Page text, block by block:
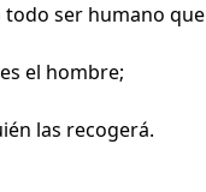
todo ser humano que
el hombre;
las recogerá.